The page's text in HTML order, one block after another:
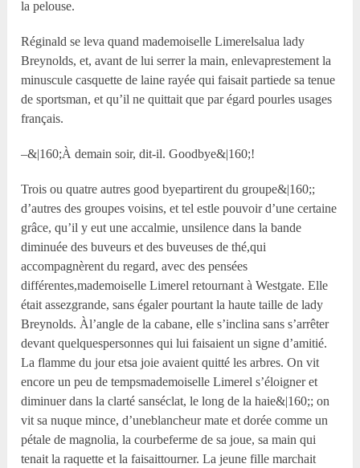
la pelouse.
Réginald se leva quand mademoiselle Limerelsalua lady
Breynolds, et, avant de lui serrer la main, enlevaprestement la
minuscule casquette de laine rayée qui faisait partiede sa tenue
de sportsman, et qu’il ne quittait que par égard pourles usages
français.
–&|160;À demain soir, dit-il. Goodbye&|160;!
Trois ou quatre autres good byepartirent du groupe&|160;;
d’autres des groupes voisins, et tel estle pouvoir d’une certaine
grâce, qu’il y eut une accalmie, unsilence dans la bande
diminuée des buveurs et des buveuses de thé,qui
accompagnèrent du regard, avec des pensées
différentes,mademoiselle Limerel retournant à Westgate. Elle
était assezgrande, sans égaler pourtant la haute taille de lady
Breynolds. Àl’angle de la cabane, elle s’inclina sans s’arrêter
devant quelquespersonnes qui lui faisaient un signe d’amitié.
La flamme du jour etsa joie avaient quitté les arbres. On vit
encore un peu de tempsmademoiselle Limerel s’éloigner et
diminuer dans la clarté sanséclat, le long de la haie&|160;; on
vit sa nuque mince, d’uneblancheur mate et dorée comme un
pétale de magnolia, la courbeferme de sa joue, sa main qui
tenait la raquette et la faisaittourner. La jeune fille marchait